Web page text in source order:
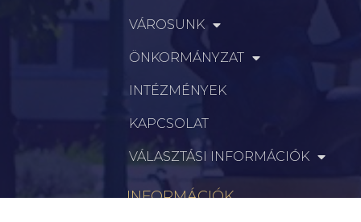
VÁROSUNK
ÖNKORMÁNYZAT
INTÉZMÉNYEK
KAPCSOLAT
VÁLASZTÁSI INFORMÁCIÓK
INFORMÁCIÓK